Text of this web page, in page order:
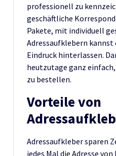
professionell zu
geschäftliche
Pakete, mit individuell
Adressaufklebern kannst
Eindruck hinterlassen.
heutzutage ganz
zu bestellen.
Vorteile von
Adressaufkleber sparen
jedes Mal die Adresse